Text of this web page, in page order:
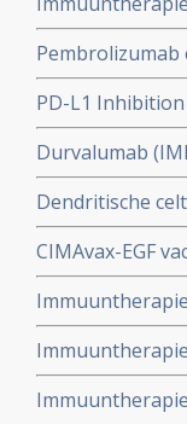
longkanker met
Pembrolizumab
chemo en de
kleincellige
PD-L1
Durvalumab
meer
Dendritische
betere
copy 1
CIMAvax-EGF
tijd bij
ontwikkeling bij
met chemo bij